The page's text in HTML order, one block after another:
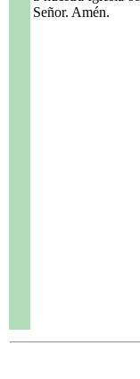
Señor. Amén.